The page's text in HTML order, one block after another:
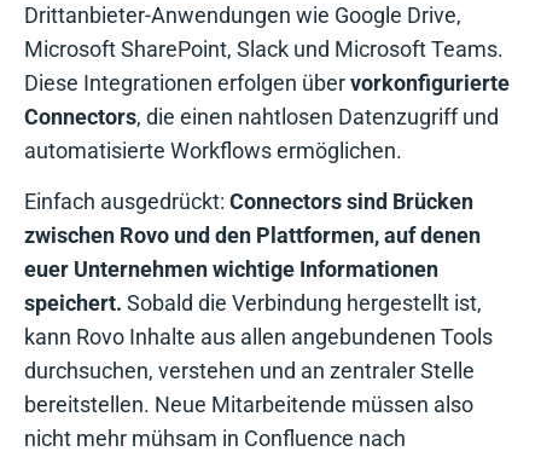
Drittanbieter-Anwendungen wie Google Drive,
Microsoft SharePoint, Slack und Microsoft Teams.
Diese Integrationen erfolgen übervorkonfigurierte
Connectors, die einen nahtlosen Datenzugriff und
automatisierte Workflows ermöglichen.
Einfach ausgedrückt: Connectors sind Brücken
zwischen Rovo und den Plattformen, auf denen
euer Unternehmen wichtige Informationen
speichert. Sobald die Verbindung hergestellt ist,
kann Rovo Inhalte aus allen angebundenen Tools
durchsuchen, verstehen und an zentraler Stelle
bereitstellen. Neue Mitarbeitende müssen also
nicht mehr mühsam in Confluence nach